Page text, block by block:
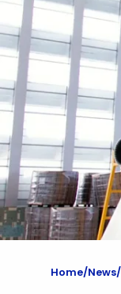
Home News